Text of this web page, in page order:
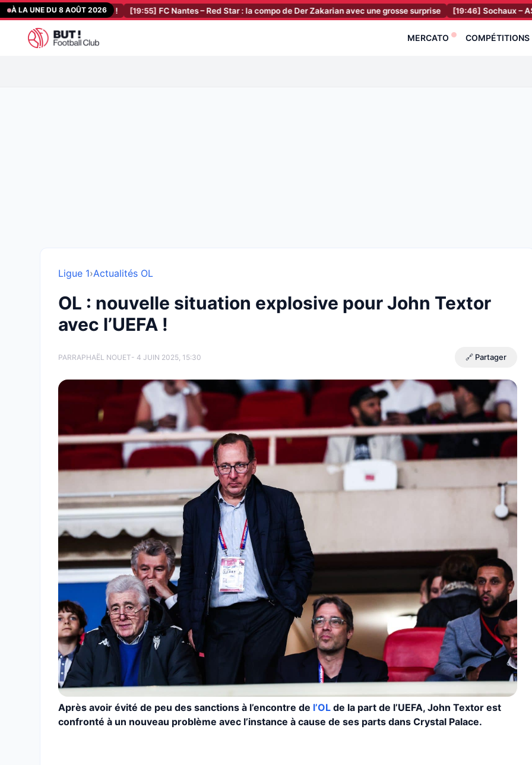
Aller
au
contenu
À LA UNE DU 8 AOÛT 2026
lâche 260 M€ ! [19:55] FC Nantes – Red Star : la compo de Der Zakarian avec une grosse surprise [19:46] Sochaux – ASSE : la
MERCATO COMPÉTITIONS
Ligue 1›Actualités OL
OL : nouvelle situation explosive pour John Textor
avec l’UEFA !
PARRAPHAËL NOUET- 4 JUIN 2025, 15:30 🔗 Partager
Après avoir évité de peu des sanctions à l’encontre de l’OL de la part de l’UEFA, John Textor est
confronté à un nouveau problème avec l’instance à cause de ses parts dans Crystal Palace.